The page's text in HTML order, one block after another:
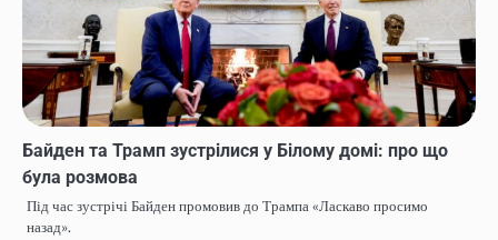
Байден та Трамп зустрілися у Білому домі: про що
була розмова
Під час зустрічі Байден промовив до Трампа «Ласкаво просимо
назад».